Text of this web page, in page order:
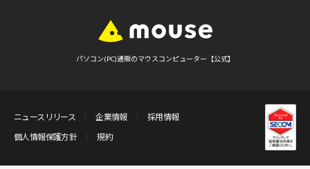
パソコン(PC)通販のマウスコンピューター【公式】
ニュースリリース 企業情報
採用情報
個人情報保護方針
規約